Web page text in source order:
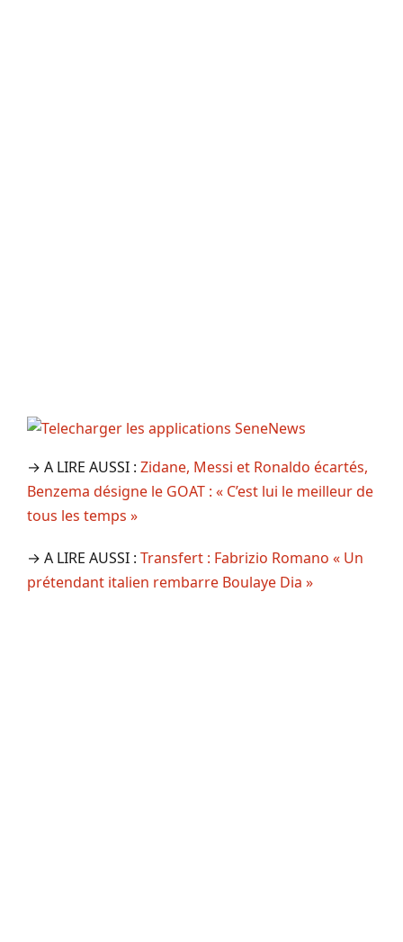
→ A LIRE AUSSI : Zidane, Messi et Ronaldo écartés,
Benzema désigne le GOAT : « C’est lui le meilleur de
tous les temps »
→ A LIRE AUSSI : Transfert : Fabrizio Romano « Un
prétendant italien rembarre Boulaye Dia »